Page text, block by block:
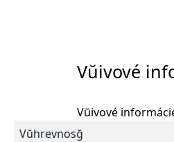
Vŭivové
Vŭivové
Vŭhrevnosğ